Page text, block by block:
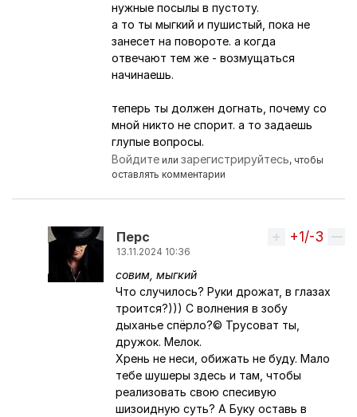
нужные посылы в пустоту.
а то ты мыгкий и пушистый, пока не
занесет на повороте. а когда
отвечают тем же - возмущаться
начинаешь.
теперь ты должен догнать, почему со
мной никто не спорит. а то задаешь
глупые вопросы.
Войдите илизарегистрируйтесь, чтобы
оставлять комментарии
Перс
13.11.2024 10:36
Ответ на комментарий пользователя
Вверх
+1/-3
совим, мыгкий
Что случилось? Руки дрожат, в глазах
троится?))) С волнения в зобу
дыханье спёрло?© Трусоват ты,
дружок. Мелок.
Хрень не неси, обижать не буду. Мало
тебе шушеры здесь и там, чтобы
реализовать свою спесивую
шизоидную суть? А Буку оставь в